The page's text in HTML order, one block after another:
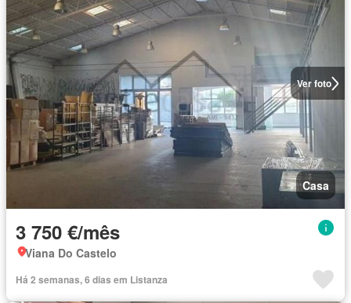
Ver foto
Casa
3 750 €/mês
Viana Do Castelo
Há 2 semanas, 6 dias em Listanza